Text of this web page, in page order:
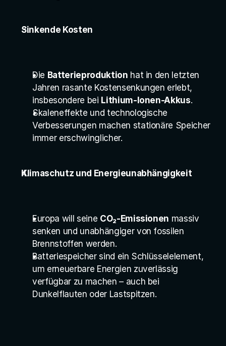
Sinkende Kosten
Die Batterieproduktion hat in den letzten
Jahren rasante Kostensenkungen erlebt,
insbesondere bei Lithium-Ionen-Akkus.
Skaleneffekte und technologische
Verbesserungen machen stationäre Speicher
immer erschwinglicher.
Klimaschutz und Energieunabhängigkeit
Europa will seine CO₂-Emissionen massiv
senken und unabhängiger von fossilen
Brennstoffen werden.
Batteriespeicher sind ein Schlüsselelement,
um erneuerbare Energien zuverlässig
verfügbar zu machen – auch bei
Dunkelflauten oder Lastspitzen.